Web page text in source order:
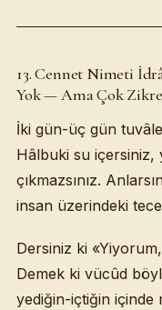
13. Cennet Nimeti
Yok — Ama Çok
İki gün-üç gün
Hâlbuki su içersiniz,
çıkmazsınız.
insan üzerindeki
Dersiniz ki
Demek ki vücûd
yediğin-içtiğin içinde